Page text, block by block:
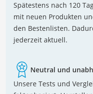
Spätestens nach 120
mit neuen Produkten
den Bestenlisten.
jederzeit aktuell.
Neutral und
Unsere Tests und